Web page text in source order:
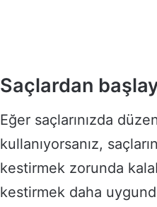
Saçlardan
Eğer saçlarınızda
kullanıyorsanız,
kestirmek zorunda
kestirmek daha